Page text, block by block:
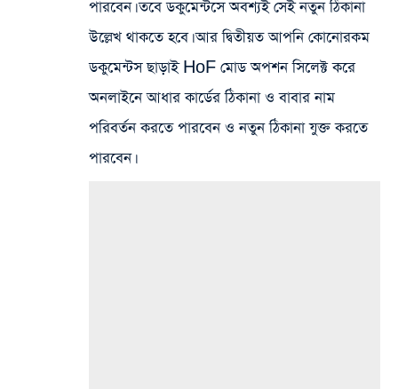
পারবেন। তবে ডকুমেন্টসে অবশ্যই সেই নতুন ঠিকানা
উল্লেখ থাকতে হবে। আর দ্বিতীয়ত আপনি কোনোরকম
ডকুমেন্টস ছাড়াই HoF মোড অপশন সিলেক্ট করে
অনলাইনে আধার কার্ডের ঠিকানা ও বাবার নাম
পরিবর্তন করতে পারবেন ও নতুন ঠিকানা যুক্ত করতে
পারবেন।